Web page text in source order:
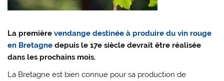
La premièrevendange destinée à produire du vin rouge
en Bretagne depuis le 17e siècle devrait être réalisée
dans les prochains mois.
La Bretagne est bien connue pour sa production de